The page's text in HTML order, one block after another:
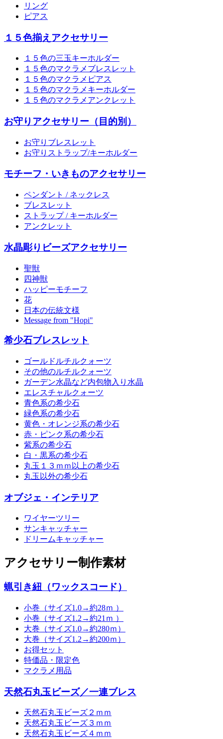
リング
ピアス
１５色揃えアクセサリー
１５色の三玉キーホルダー
１５色のマクラメブレスレット
１５色のマクラメピアス
１５色のマクラメキーホルダー
１５色のマクラメアンクレット
お守りアクセサリー（目的別）
お守りブレスレット
お守りストラップ/キーホルダー
モチーフ・いきものアクセサリー
ペンダント / ネックレス
ブレスレット
ストラップ / キーホルダー
アンクレット
水晶彫りビーズアクセサリー
聖獣
四神獣
ハッピーモチーフ
花
日本の伝統文様
Message from "Hopi"
希少石ブレスレット
ゴールドルチルクォーツ
その他のルチルクォーツ
ガーデン水晶など内包物入り水晶
エレスチャルクォーツ
青色系の希少石
緑色系の希少石
黄色・オレンジ系の希少石
赤・ピンク系の希少石
紫系の希少石
白・黒系の希少石
丸玉１３ｍｍ以上の希少石
丸玉以外の希少石
オブジェ・インテリア
ワイヤーツリー
サンキャッチャー
ドリームキャッチャー
アクセサリー制作素材
蝋引き紐（ワックスコード）
小巻（サイズ1.0→約28ｍ ）
小巻（サイズ1.2→約21ｍ ）
大巻（サイズ1.0→約280ｍ）
大巻（サイズ1.2→約200ｍ）
お得セット
特価品・限定色
マクラメ用品
天然石丸玉ビーズ／一連ブレス
天然石丸玉ビーズ２ｍｍ
天然石丸玉ビーズ３ｍｍ
天然石丸玉ビーズ４ｍｍ